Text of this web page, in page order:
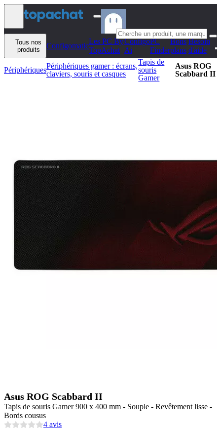
Aller au contenu
Tous nos
produits
Configomatic
Les PC By
TopAchat
Configo
Ai
PC
Finder
Bons
plans
Besoin
d'aide
PériphériquesPériphériques gamer : écrans,
claviers, souris et casques
Tapis de
souris
Gamer
Asus ROG
Scabbard II
Asus ROG Scabbard II
Tapis de souris Gamer 900 x 400 mm - Souple - Revêtement lisse -
Bords cousus
4 avis